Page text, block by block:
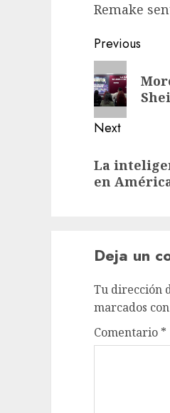
Remake
Previous
Next
La
en
Deja un
Tu dirección
marcados con
Comentario *